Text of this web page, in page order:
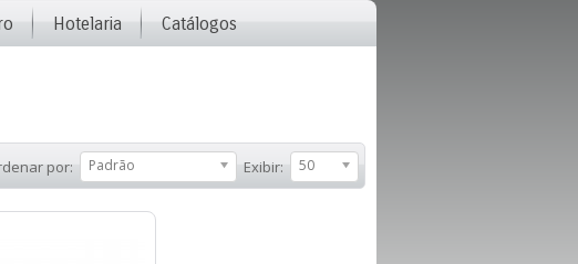
Hotelaria Catálogos
por: Padrão Exibir: 50